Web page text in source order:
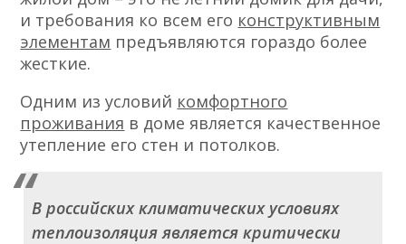
и требования ко всем его конструктивным
элементам предъявляются гораздо более
жесткие.
Одним из условий комфортного
проживания в доме является качественное
утепление его стен и потолков.
В российских климатических условиях
теплоизоляция является критически